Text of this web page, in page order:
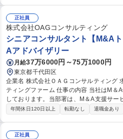
お勧めです。※オペレーショナルトランザ
ンザクションに細分化 募集職種 ■未経験歓迎■【M&Aトランザクション】総合コンサルティングファーム/実働7H
◎
正社員
株式会社OAGコンサルティング
シニアコンサルタント【M&A
Aアドバイザリー
月給37万6000円～75万1000円
東京都千代田区
企業名 株式会社ＯＡＧコンサルティング 求人名 ■シニアコンサルタント【M&Aトランザクション】総合コンサル
ティングファーム 仕事の内容 当社はM＆A領域において、総合的なコンサルティングサービスを展開すべく活動
しております。当部署は、M＆A支援サ
ザクションサービス※」を展 開しております。このうち、トランザクションサービスのメンバー採用です。トラ
お勧めです。※オペレーショナルトランザ
年間休日120日以上 転勤なし 退職金あり
正社員